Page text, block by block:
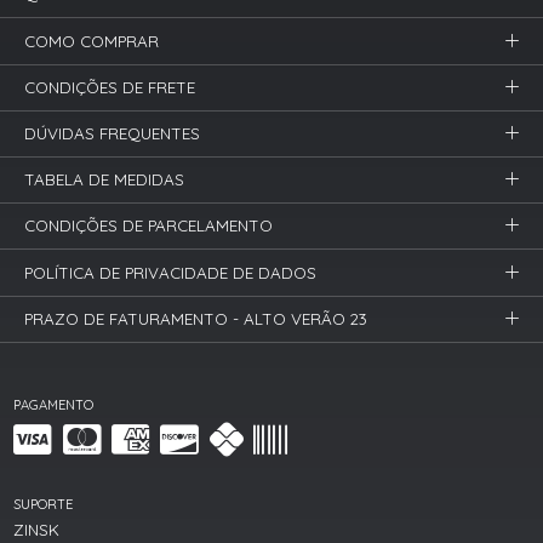
PAGAMENTO
SUPORTE
ZINSK
COMO COMPRAR
CONDIÇÕES DE FRETE
DÚVIDAS FREQUENTES
TABELA DE MEDIDAS
CONDIÇÕES DE PARCELAMENTO
POLÍTICA DE PRIVACIDADE DE DADOS
PRAZO DE FATURAMENTO - ALTO VERÃO 23